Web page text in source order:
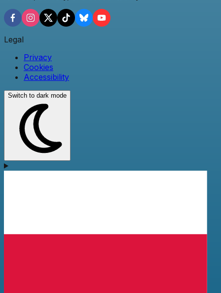
Legal
Privacy
Cookies
Accessibility
Switch to dark mode